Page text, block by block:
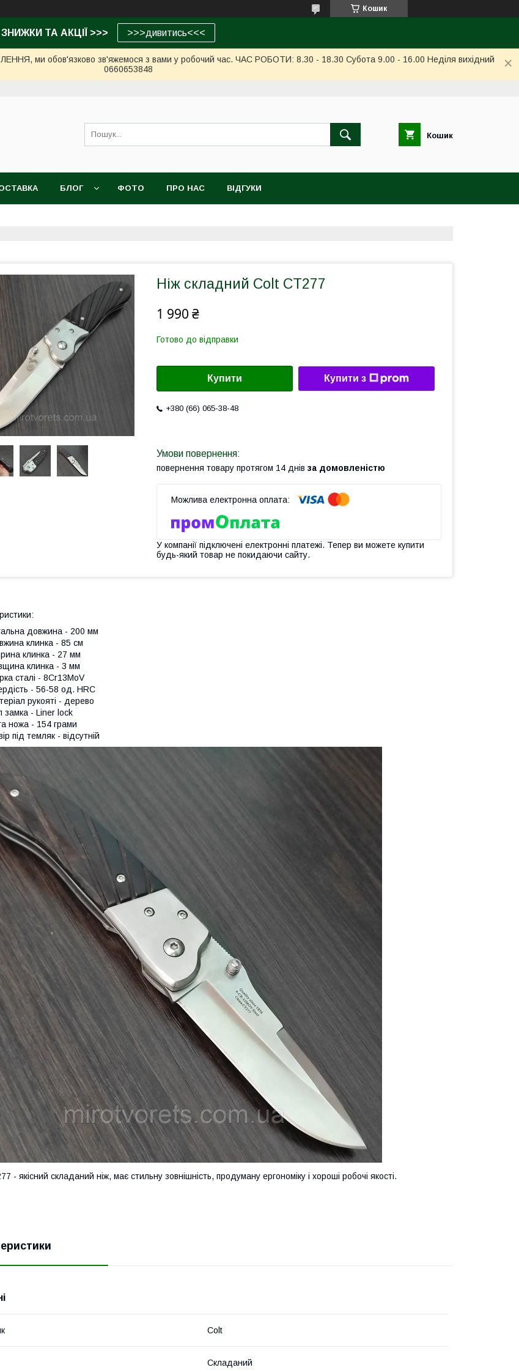
Кошик
ЗНИЖКИ ТА АКЦІЇ >>> >>>дивитись<<<
ми обов'язково зв'яжемося з вами у робочий час. ЧАС РОБОТИ: 8.30 - 18.30 Субота 9.00 - 16.00 Неділя вихідний
0660653848
Кошик
БЛОГ ФОТО ПРО НАС ВІДГУКИ
Ніж складний Colt CT277
1 990 ₴
Готово до відправки
Купити Купити з
+380 (66) 065-38-48
повернення товару протягом 14 днів за домовленістю
У компанії підключені електронні платежі. Тепер ви можете купити
будь-який товар не покидаючи сайту.
довжина - 200 мм
клинка - 85 см
клинка - 27 мм
клинка - 3 мм
сталі - 8Cr13MoV
- 56-58 од. HRC
рукояті - дерево
замка - Liner lock
ножа - 154 грами
під темляк - відсутній
- якісний складаний ніж, має стильну зовнішність, продуману ергономіку і хороші робочі якості.
Colt
Складаний